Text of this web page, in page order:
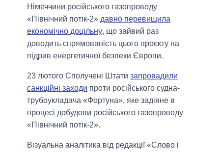
Німеччини російського газопроводу
«Північний потік-2» давно перевищила
економічно доцільну, що зайвий раз
доводить спрямованість цього проєкту на
підрив енергетичної безпеки Європи.
23 лютого Сполучені Штати запровадили
санкційні заходи проти російського судна-
трубоукладача «Фортуна», яке задіяне в
процесі добудови російського газопроводу
«Північний потік-2».
Візуальна аналітика від редакції «Слово і